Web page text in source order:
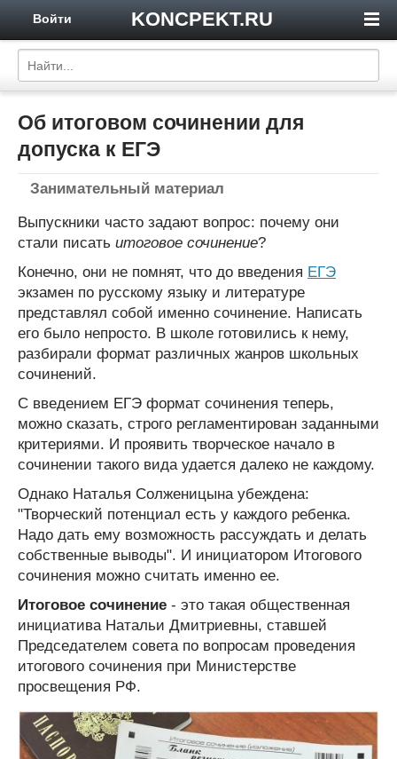
KONCPEKT.RU
Войти
Об итоговом сочинении для
допуска к ЕГЭ
Занимательный материал
Выпускники часто задают вопрос: почему они
стали писать итоговое сочинение?
Конечно, они не помнят, что до введения ЕГЭ
экзамен по русскому языку и литературе
представлял собой именно сочинение. Написать
его было непросто. В школе готовились к нему,
разбирали формат различных жанров школьных
сочинений.
С введением ЕГЭ формат сочинения теперь,
можно сказать, строго регламентирован заданными
критериями. И проявить творческое начало в
сочинении такого вида удается далеко не каждому.
Однако Наталья Солженицына убеждена:
"Творческий потенциал есть у каждого ребенка.
Надо дать ему возможность рассуждать и делать
собственные выводы". И инициатором Итогового
сочинения можно считать именно ее.
Итоговое сочинение - это такая общественная
инициатива Натальи Дмитриевны, ставшей
Председателем совета по вопросам проведения
итогового сочинения при Министерстве
просвещения РФ.